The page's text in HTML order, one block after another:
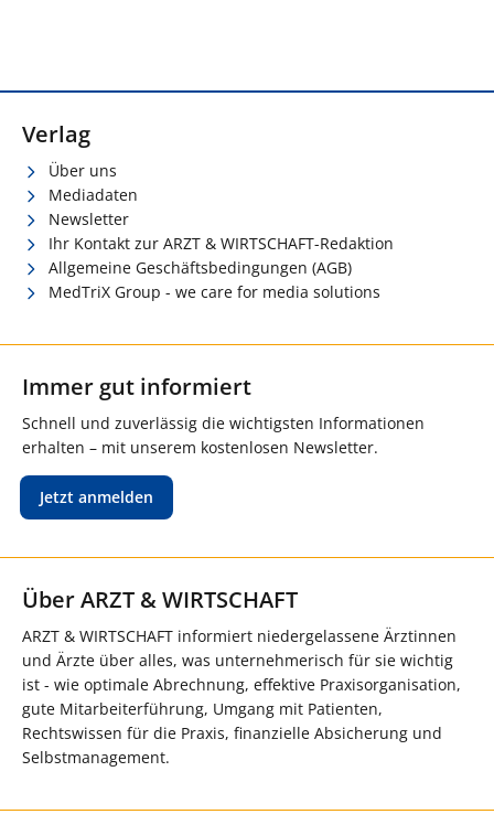
Verlag
Über uns
Mediadaten
Newsletter
Ihr Kontakt zur ARZT & WIRTSCHAFT-Redaktion
Allgemeine Geschäftsbedingungen (AGB)
MedTriX Group - we care for media solutions
Immer gut informiert
Schnell und zuverlässig die wichtigsten Informationen
erhalten – mit unserem kostenlosen Newsletter.
Jetzt anmelden
Über ARZT & WIRTSCHAFT
ARZT & WIRTSCHAFT informiert niedergelassene Ärztinnen
und Ärzte über alles, was unternehmerisch für sie wichtig
ist - wie optimale Abrechnung, effektive Praxisorganisation,
gute Mitarbeiterführung, Umgang mit Patienten,
Rechtswissen für die Praxis, finanzielle Absicherung und
Selbstmanagement.